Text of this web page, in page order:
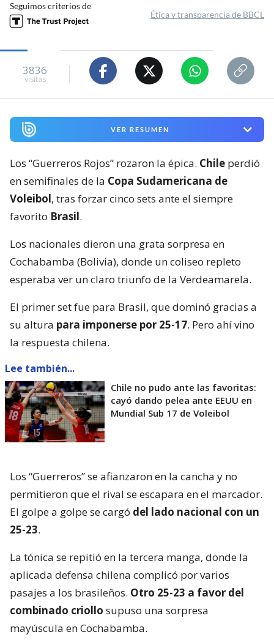
Seguimos criterios de
Ética y transparencia de BBCL
3836
visitas
VER RESUMEN
Los “Guerreros Rojos” rozaron la épica. Chile perdió
en semifinales de la Copa Sudamericana de
Voleibol, tras forzar cinco sets ante el siempre
favorito Brasil.
Los nacionales dieron una grata sorpresa en
Cochabamba (Bolivia), donde un coliseo repleto
esperaba ver un claro triunfo de la Verdeamarela.
El primer set fue para Brasil, que dominó gracias a
su altura para imponerse por 25-17. Pero ahí vino
la respuesta chilena.
Lee también...
Chile no pudo ante las favoritas:
cayó dando pelea ante EEUU en
Mundial Sub 17 de Voleibol
Los “Guerreros” se afianzaron en la cancha y no
permitieron que el rival se escapara en el marcador.
El golpe a golpe se cargó del lado nacional con un
25-23.
La tónica se repitió en la tercera manga, donde la
aplicada defensa chilena complicó por varios
pasajes a los brasileños. Otro 25-23 a favor del
combinado criollo supuso una sorpresa
mayúscula en Cochabamba.